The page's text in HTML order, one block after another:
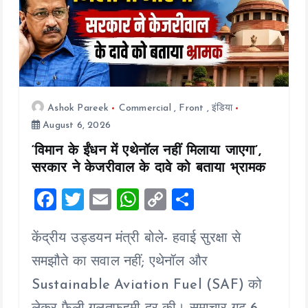
Ashok Pareek Commercial , Front ,इंडिया
August 6, 2026
‘विमान के ईंधन में एथेनॉल नहीं मिलाया जाएगा’,
सरकार ने केजरीवाल के दावे को बताया भ्रामक
F
ce
b
o
T
tt
er
E
ai
l
W
at
s
A
C
p
y
Li
a
re
केंद्रीय उड्डयन मंत्री बोले- हवाई सुरक्षा से
समझौते का सवाल नहीं; एथेनॉल और
Sustainable Aviation Fuel (SAF) को